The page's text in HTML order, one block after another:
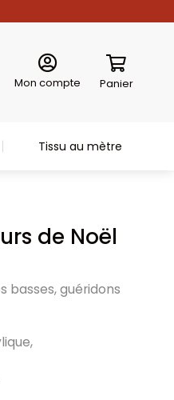
Mon compte Panier
Tissu au mètre
de Noël
basses, guéridons